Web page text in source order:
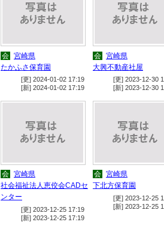
会 宮崎県
たかふさ保育園
[更] 2024-01-02 17:19
[新] 2024-01-02 17:19
会 宮崎県
大興不動産社屋
[更] 2023-12-30
[新] 2023-12-30
会 宮崎県
社会福祉法人恵佼会CADセ
ンター
[更] 2023-12-25 17:19
[新] 2023-12-25 17:19
会 宮崎県
下北方保育園
[更] 2023-12-25
[新] 2023-12-25